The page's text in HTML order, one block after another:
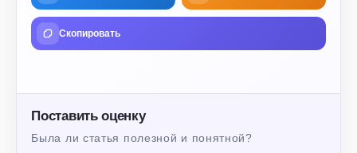
Скопировать
Поставить оценку
Была ли статья полезной и понятной?